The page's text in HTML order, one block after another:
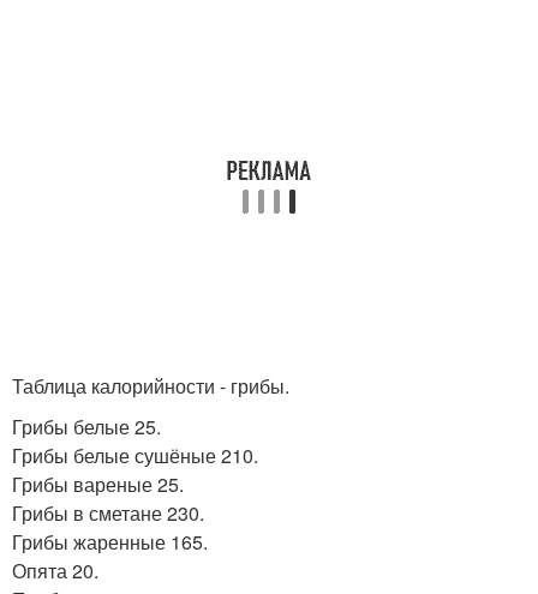
Таблица калорийности - грибы.
Грибы белые 25.
Грибы белые сушёные 210.
Грибы вареные 25.
Грибы в сметане 230.
Грибы жаренные 165.
Опята 20.